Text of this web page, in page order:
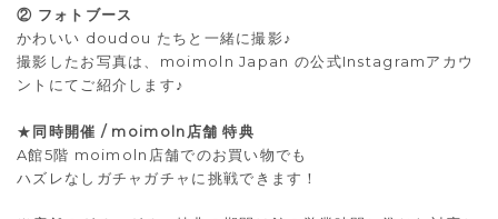
② フォトブース
かわいい doudou たちと一緒に撮影♪
撮影したお写真は、moimoln Japan の公式Instagramアカウ
ントにてご紹介します♪
★同時開催 / moimoln店舗 特典
A館5階 moimoln店舗でのお買い物でも
ハズレなしガチャガチャに挑戦できます！